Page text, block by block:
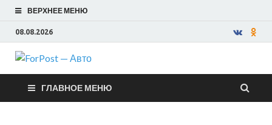
ВЕРХНЕЕ МЕНЮ
08.08.2026
ForPost —
Авто
ГЛАВНОЕ МЕНЮ